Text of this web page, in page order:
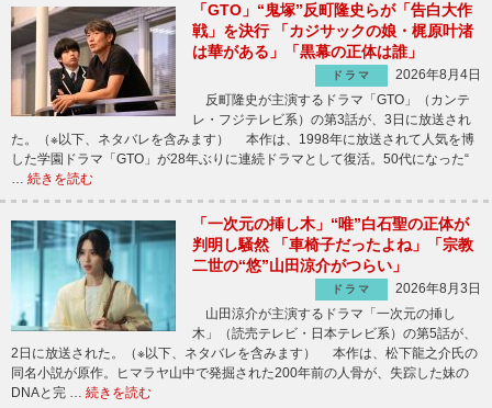
「GTO」“鬼塚”反町隆史らが「告白大作
戦」を決行 「カジサックの娘・梶原叶渚
は華がある」「黒幕の正体は誰」
ドラマ
2026年8月4日
反町隆史が主演するドラマ「GTO」（カンテ
レ・フジテレビ系）の第3話が、3日に放送され
た。（※以下、ネタバレを含みます） 本作は、1998年に放送されて人気を博
した学園ドラマ「GTO」が28年ぶりに連続ドラマとして復活。50代になった“
… 続きを読む
「一次元の挿し木」“唯”白石聖の正体が
判明し騒然 「車椅子だったよね」「宗教
二世の“悠”山田涼介がつらい」
ドラマ
2026年8月3日
山田涼介が主演するドラマ「一次元の挿し
木」（読売テレビ・日本テレビ系）の第5話が、
2日に放送された。（※以下、ネタバレを含みます） 本作は、松下龍之介氏の
同名小説が原作。ヒマラヤ山中で発掘された200年前の人骨が、失踪した妹の
DNAと完 … 続きを読む